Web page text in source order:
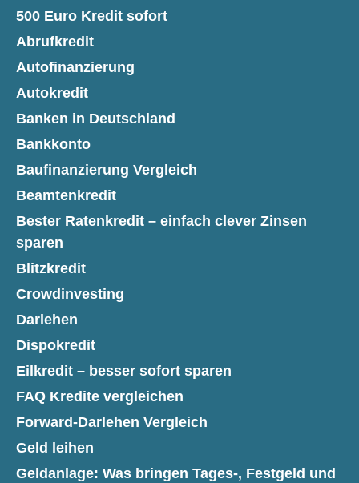
500 Euro Kredit sofort
Abrufkredit
Autofinanzierung
Autokredit
Banken in Deutschland
Bankkonto
Baufinanzierung Vergleich
Beamtenkredit
Bester Ratenkredit – einfach clever Zinsen
sparen
Blitzkredit
Crowdinvesting
Darlehen
Dispokredit
Eilkredit – besser sofort sparen
FAQ Kredite vergleichen
Forward-Darlehen Vergleich
Geld leihen
Geldanlage: Was bringen Tages-, Festgeld und